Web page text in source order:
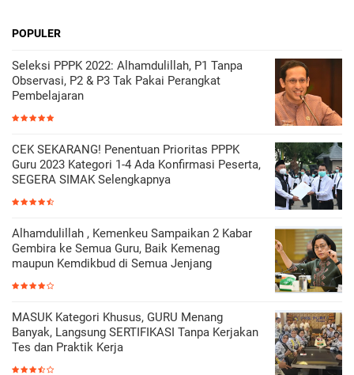
POPULER
Seleksi PPPK 2022: Alhamdulillah, P1 Tanpa
Observasi, P2 & P3 Tak Pakai Perangkat
Pembelajaran
CEK SEKARANG! Penentuan Prioritas PPPK
Guru 2023 Kategori 1-4 Ada Konfirmasi Peserta,
SEGERA SIMAK Selengkapnya
Alhamdulillah , Kemenkeu Sampaikan 2 Kabar
Gembira ke Semua Guru, Baik Kemenag
maupun Kemdikbud di Semua Jenjang
MASUK Kategori Khusus, GURU Menang
Banyak, Langsung SERTIFIKASI Tanpa Kerjakan
Tes dan Praktik Kerja